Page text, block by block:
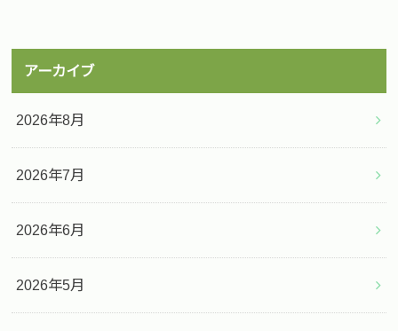
アーカイブ
2026年8月
2026年7月
2026年6月
2026年5月